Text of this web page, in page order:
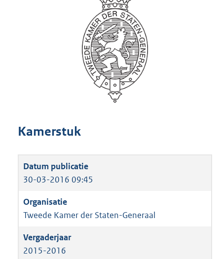
Kamerstuk
30-03-2016 09:45
Tweede Kamer der Staten-Generaal
2015-2016